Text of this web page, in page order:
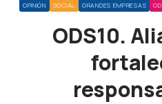
OPINIÓN SOCIAL GRANDES EMPRESAS
ODS10.